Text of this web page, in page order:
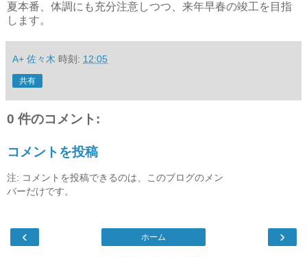
夏本番、体調にも充分注意しつつ、来年早春の竣工を目指
します。
A+ 佐々木 時刻: 12:05
共有
0 件のコメント:
コメントを投稿
注: コメントを投稿できるのは、このブログのメン
バーだけです。
‹ ›
ホーム